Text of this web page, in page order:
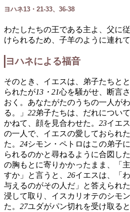
ヨハネ13・21-33、36-38
わたしたちの王である主よ、父に
けられるため、子羊のように連れて
ヨハネによる福音
そのとき、イエスは、弟子たちと
られたが13・21心を騒がせ、断言
おく。あなたがたのうちの一人が
る。」 22弟子たちは、だれについ
かねて、顔を見合わせた。 23イエ
の一人で、イエスの愛しておられ
た。 24シモン・ペトロはこの弟子
られるのかと尋ねるように合図した
の胸もとに寄りかかったまま、「
すか」と言うと、 26イエスは、「
与えるのがその人だ」と答えられ
浸して取り、イスカリオテのシモ
た。 27ユダがパン切れを受け取る